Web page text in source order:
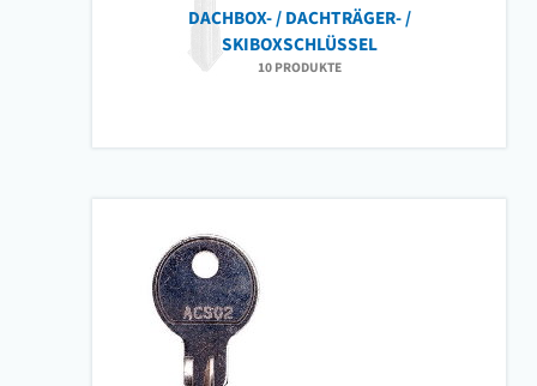
DACHBOX- / DACHTRÄGER- /
SKIBOXSCHLÜSSEL
10 PRODUKTE